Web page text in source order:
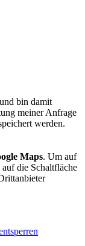
bin damit
meiner Anfrage
werden.
Maps. Um auf
die Schaltfläche